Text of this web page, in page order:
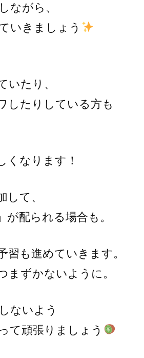
ながら、
いきましょう
いたり、
したりしている方も
くなります！
て、
が配られる場合も。
習も進めていきます。
まずかないように。
ないよう
て頑張りましょう